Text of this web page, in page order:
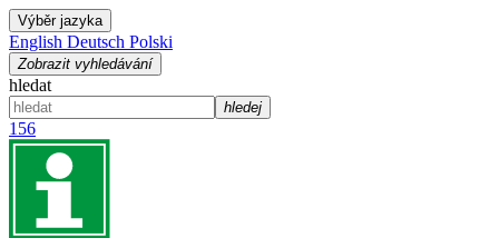
Výběr jazyka
English Deutsch Polski
Zobrazit vyhledávání
hledat
hledej
156